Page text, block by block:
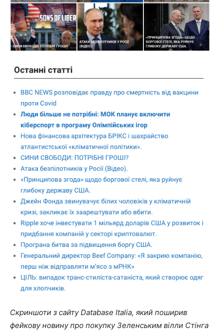
Скриншоти з сайту Database Italia, який поширив
фейкову новину про покупку Зеленським вілли Стінга